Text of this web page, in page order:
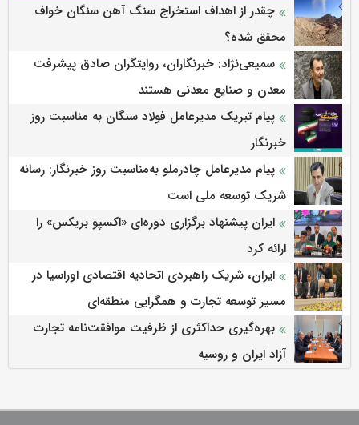
چقدر از اهداف استخراج سنگ آهن سنگان خواف
محقق شده؟
سمیعی‌نژاد: خبرنگاران، روایتگران صادق پیشرفت
معدن و صنایع معدنی هستند
پیام تبریک مدیرعامل فولاد سنگان به مناسبت روز
خبرنگار
پیام مدیرعامل چادرملو به‌مناسبت روز خبرنگار: رسانه
شریک توسعه ملی است
ایران پیشنهاد برگزاری دوره‌ای «اکسپو بریکس» را
ارائه کرد
ایران، شریک راهبردی اتحادیه اقتصادی اوراسیا در
مسیر توسعه تجارت و همگرایی منطقه‌ای
بهره‌گیری حداکثری از ظرفیت موافقت‌نامه تجارت
آزاد ایران و روسیه